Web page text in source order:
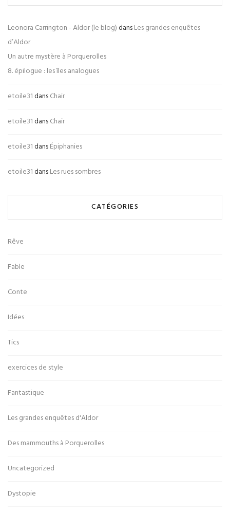
Leonora Carrington - Aldor (le blog)dansLes grandes enquêtes
d’Aldor
Un autre mystère à Porquerolles
8. épilogue : les îles analogues
etoile31dansChair
etoile31dansChair
etoile31dansÉpiphanies
etoile31dansLes rues sombres
CATÉGORIES
Rêve
Fable
Conte
Idées
Tics
exercices de style
Fantastique
Les grandes enquêtes d'Aldor
Des mammouths à Porquerolles
Uncategorized
Dystopie